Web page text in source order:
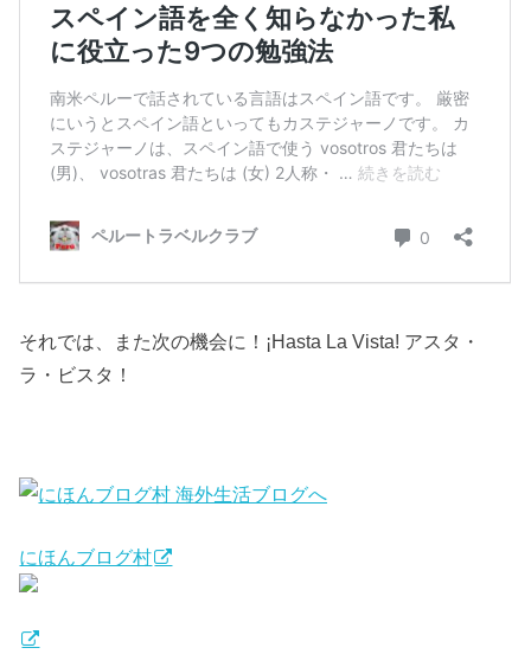
それでは、また次の機会に！¡Hasta La Vista! アスタ・
ラ・ビスタ！
にほんブログ村